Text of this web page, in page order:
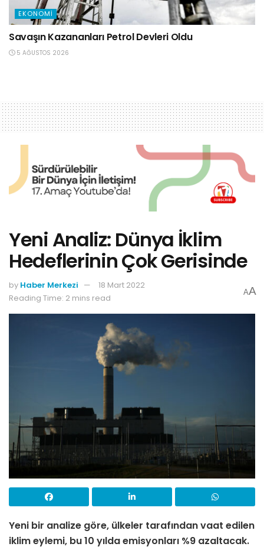
EKONOMI
Savaşın Kazananları Petrol Devleri Oldu
5 AĞUSTOS 2026
Yeni Analiz: Dünya İklim
Hedeflerinin Çok Gerisinde
by Haber Merkezi
18 Mart 2022
Reading Time: 2 mins read
AA
Yeni bir analize göre, ülkeler tarafından vaat edilen
iklim eylemi, bu 10 yılda emisyonları %9 azaltacak.